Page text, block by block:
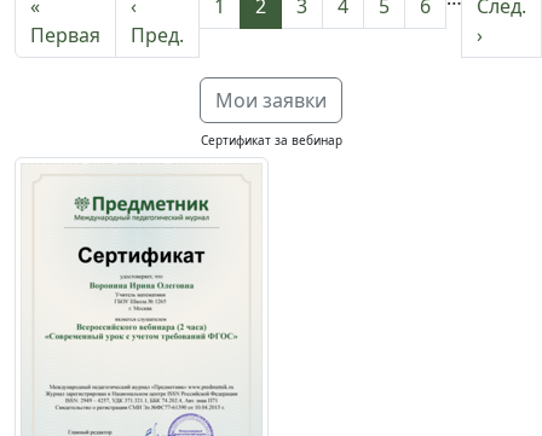
«
Первая
‹
Пред.
1 2 3 4 5 6
След.
›
Мои заявки
Сертификат за вебинар